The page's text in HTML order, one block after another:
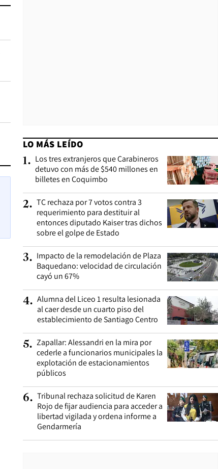
LO MÁS LEÍDO
1. Los tres extranjeros que Carabineros
detuvo con más de $540 millones en
billetes en Coquimbo
2. TC rechaza por 7 votos contra 3
requerimiento para destituir al
entonces diputado Kaiser tras dichos
sobre el golpe de Estado
3. Impacto de la remodelación de Plaza
Baquedano: velocidad de circulación
cayó un 67%
4. Alumna del Liceo 1 resulta lesionada
al caer desde un cuarto piso del
establecimiento de Santiago Centro
5. Zapallar: Alessandri en la mira por
cederle a funcionarios municipales la
explotación de estacionamientos
públicos
6. Tribunal rechaza solicitud de Karen
Rojo de fijar audiencia para acceder a
libertad vigilada y ordena informe a
Gendarmería